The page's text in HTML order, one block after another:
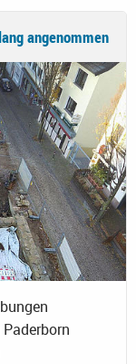
angenommen